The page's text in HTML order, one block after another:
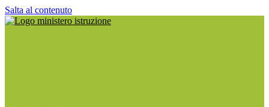
Salta al contenuto